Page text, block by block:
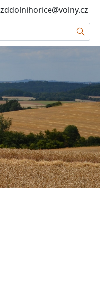
zddolnihorice@volny.cz
Hledat